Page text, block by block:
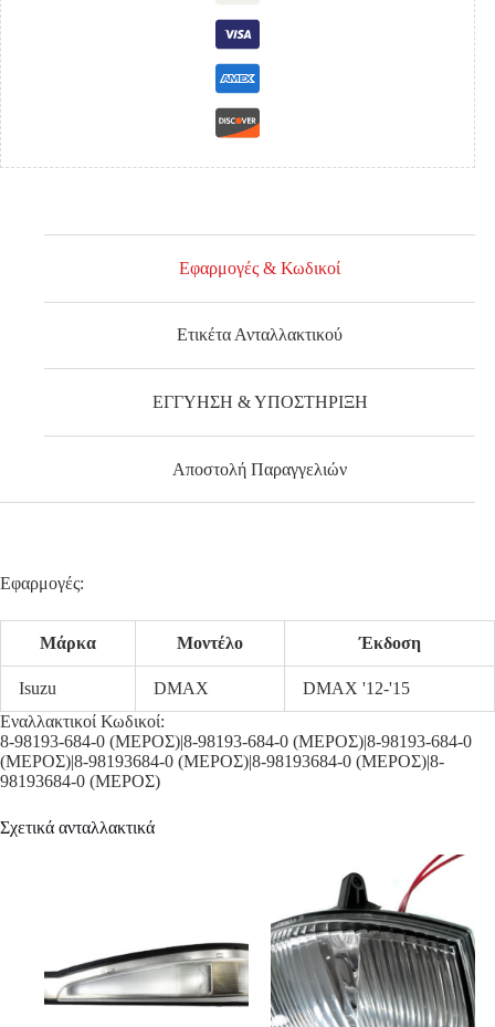
ποσότητα
Εφαρμογές & Κωδικοί
Ετικέτα Ανταλλακτικού
ΕΓΓΥΗΣΗ & ΥΠΟΣΤΗΡΙΞΗ
Αποστολή Παραγγελιών
Εφαρμογές:
Μάρκα Μοντέλο Έκδοση
Isuzu DMAX
DMAX '12-'15
Εναλλακτικοί Κωδικοί:
8-98193-684-0 (ΜΕΡΟΣ)|8-98193-684-0 (ΜΕΡΟΣ)|8-98193-684-0
(ΜΕΡΟΣ)|8-98193684-0 (ΜΕΡΟΣ)|8-98193684-0 (ΜΕΡΟΣ)|8-
98193684-0 (ΜΕΡΟΣ)
Σχετικά ανταλλακτικά